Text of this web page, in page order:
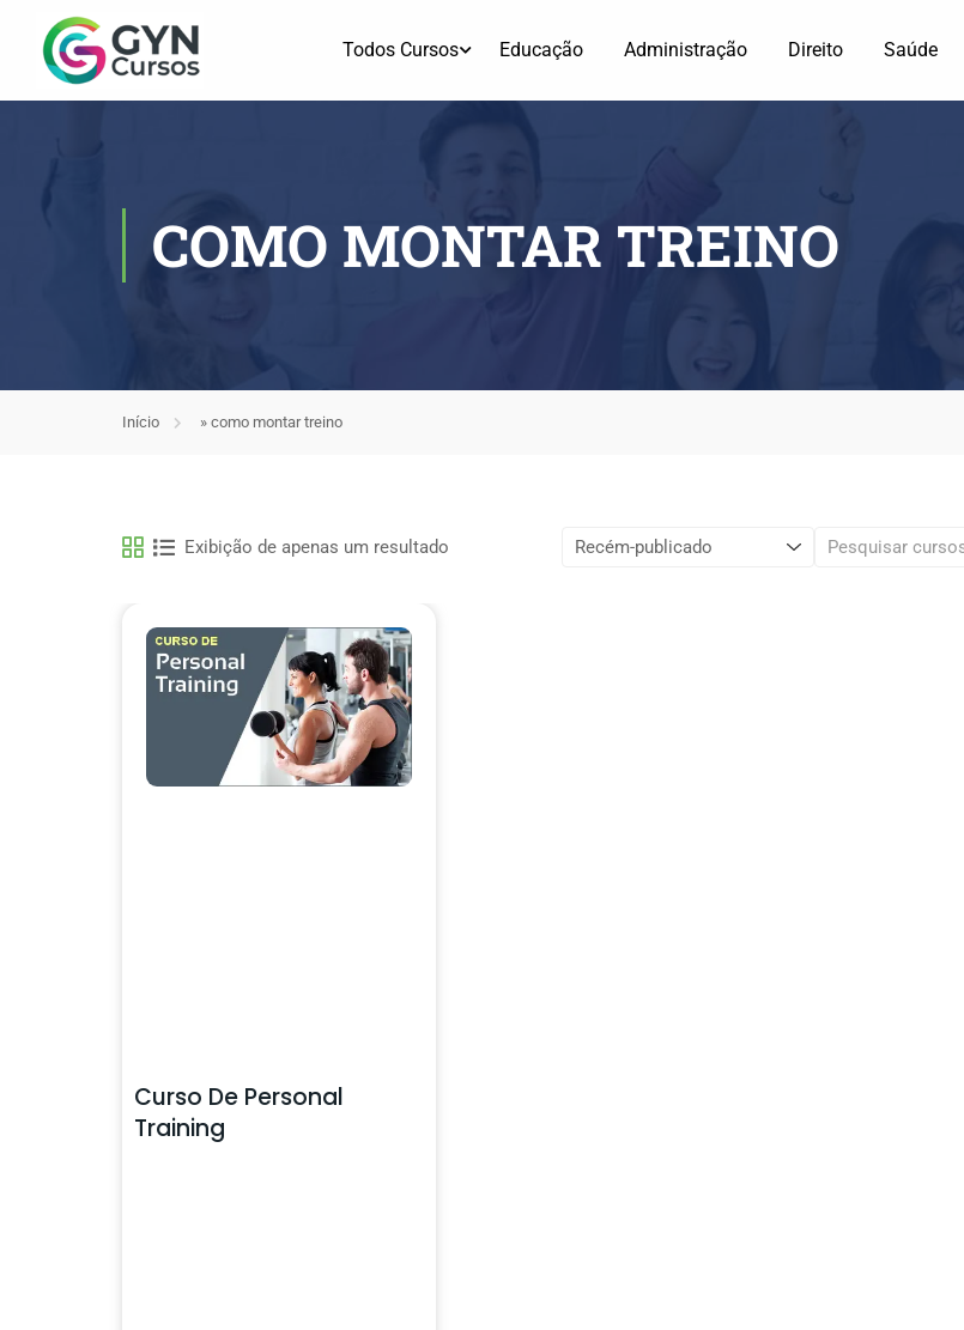
Todos Cursos Educação Administração Direito Saúde
COMO MONTAR TREINO
Início » como montar treino
Exibição de apenas um resultado
Curso De Personal
Training